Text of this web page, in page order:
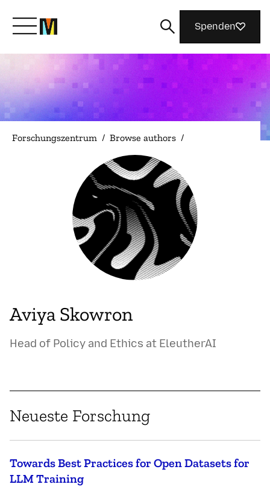
Lernen Sie Mozilla kennen
Was wir tun
Machen Sie mit
Magazin
Spenden
Forschungszentrum / Browse authors /
Aviya Skowron
Head of Policy and Ethics at EleutherAI
Neueste Forschung
Towards Best Practices for Open Datasets for
LLM Training